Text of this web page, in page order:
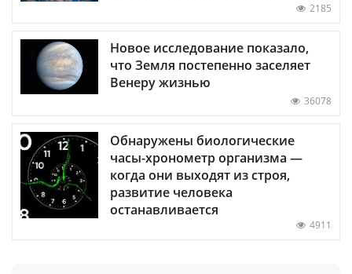
2185
Новое исследование показало,
что Земля постепенно заселяет
Венеру жизнью
36078
Обнаружены биологические
часы-хронометр организма —
когда они выходят из строя,
развитие человека
останавливается
4911